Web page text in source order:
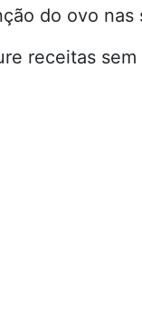
do ovo nas
receitas sem